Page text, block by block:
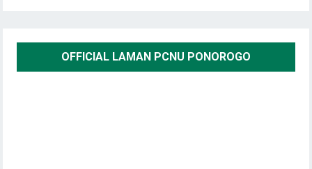
OFFICIAL LAMAN PCNU PONOROGO